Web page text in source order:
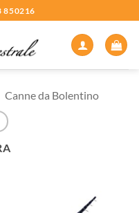
850216
Canne da Bolentino